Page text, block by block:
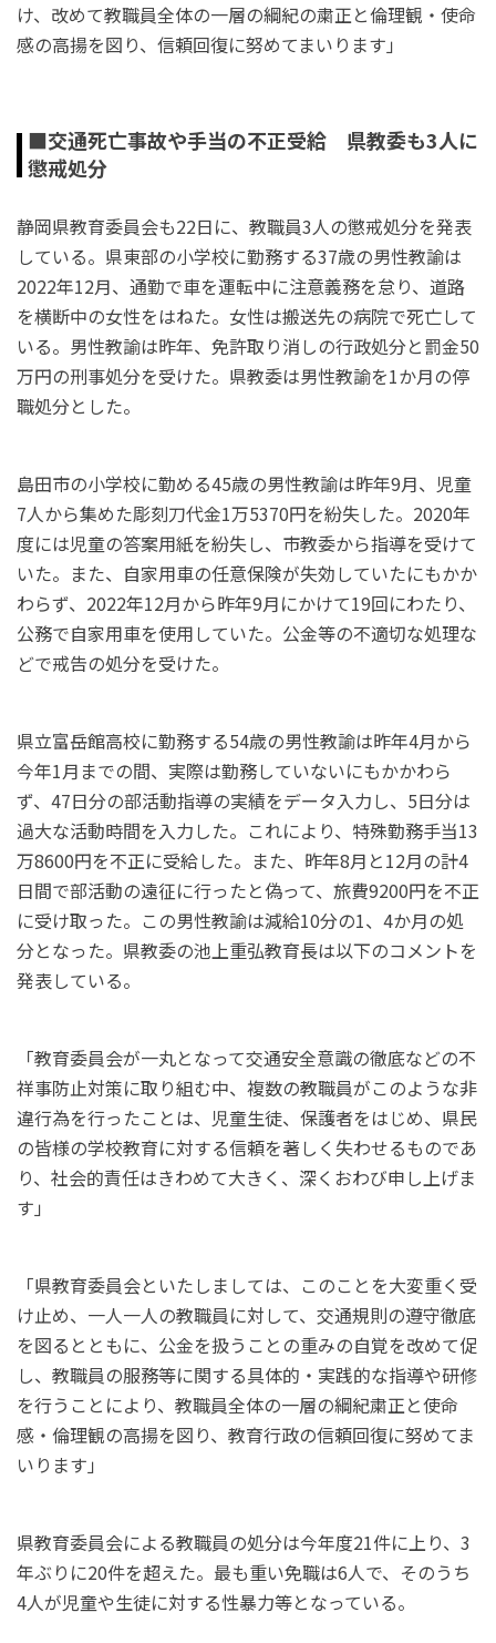
け、改めて教職員全体の一層の綱紀の粛正と倫理観・使命
感の高揚を図り、信頼回復に努めてまいります」
■交通死亡事故や手当の不正受給 県教委も3人に
懲戒処分
静岡県教育委員会も22日に、教職員3人の懲戒処分を発表
している。県東部の小学校に勤務する37歳の男性教諭は
2022年12月、通勤で車を運転中に注意義務を怠り、道路
を横断中の女性をはねた。女性は搬送先の病院で死亡して
いる。男性教諭は昨年、免許取り消しの行政処分と罰金50
万円の刑事処分を受けた。県教委は男性教諭を1か月の停
職処分とした。
島田市の小学校に勤める45歳の男性教諭は昨年9月、児童
7人から集めた彫刻刀代金1万5370円を紛失した。2020年
度には児童の答案用紙を紛失し、市教委から指導を受けて
いた。また、自家用車の任意保険が失効していたにもかか
わらず、2022年12月から昨年9月にかけて19回にわたり、
公務で自家用車を使用していた。公金等の不適切な処理な
どで戒告の処分を受けた。
県立富岳館高校に勤務する54歳の男性教諭は昨年4月から
今年1月までの間、実際は勤務していないにもかかわら
ず、47日分の部活動指導の実績をデータ入力し、5日分は
過大な活動時間を入力した。これにより、特殊勤務手当13
万8600円を不正に受給した。また、昨年8月と12月の計4
日間で部活動の遠征に行ったと偽って、旅費9200円を不正
に受け取った。この男性教諭は減給10分の1、4か月の処
分となった。県教委の池上重弘教育長は以下のコメントを
発表している。
「教育委員会が一丸となって交通安全意識の徹底などの不
祥事防止対策に取り組む中、複数の教職員がこのような非
違行為を行ったことは、児童生徒、保護者をはじめ、県民
の皆様の学校教育に対する信頼を著しく失わせるものであ
り、社会的責任はきわめて大きく、深くおわび申し上げま
す」
「県教育委員会といたしましては、このことを大変重く受
け止め、一人一人の教職員に対して、交通規則の遵守徹底
を図るとともに、公金を扱うことの重みの自覚を改めて促
し、教職員の服務等に関する具体的・実践的な指導や研修
を行うことにより、教職員全体の一層の綱紀粛正と使命
感・倫理観の高揚を図り、教育行政の信頼回復に努めてま
いります」
県教育委員会による教職員の処分は今年度21件に上り、3
年ぶりに20件を超えた。最も重い免職は6人で、そのうち
4人が児童や生徒に対する性暴力等となっている。